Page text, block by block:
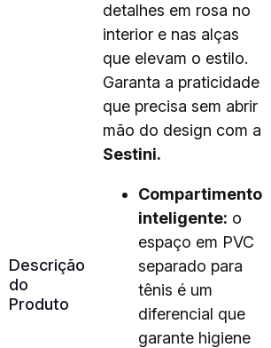
Descrição
do
Produto
detalhes em rosa no
interior e nas alças
que elevam o estilo.
Garanta a praticidade
que precisa sem abrir
mão do design com a
Sestini.
Compartimento
inteligente: o
espaço em PVC
separado para
tênis é um
diferencial que
garante higiene